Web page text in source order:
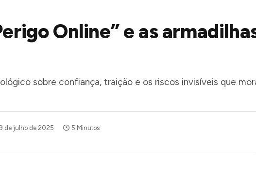
Online” e as
sobre confiança, traição e os riscos invisíveis que
de julho de 2025 5 Minutos